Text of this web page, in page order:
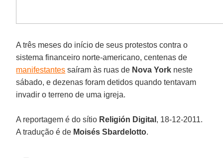
A três meses do início de seus protestos contra o
sistema financeiro norte-americano, centenas de
manifestantes saíram às ruas de Nova York neste
sábado, e dezenas foram detidos quando tentavam
invadir o terreno de uma igreja.
A reportagem é do sítio Religión Digital , 18-12-2011.
A tradução é de Moisés Sbardelotto.